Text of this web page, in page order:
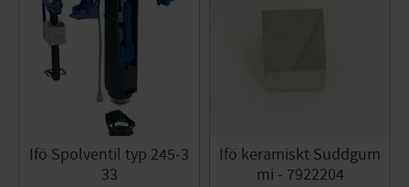
Ifö Spolventil typ 245-3
33
Ifö keramiskt Suddgum
mi - 7922204